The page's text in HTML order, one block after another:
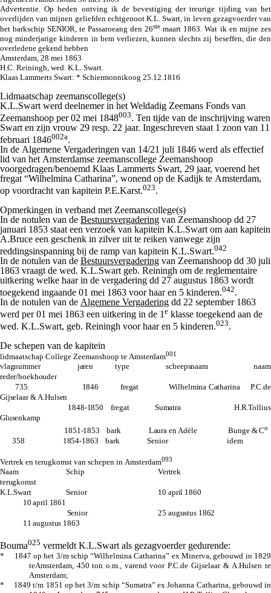
Advertentie. Op heden ontving ik de bevestiging der treurige tijding van het
overlijden van mijnen geliefden echtgenoot K.L. Swart, in leven gezagvoerder van
het barkschip SENIOR, te Passaroeang den 26ste maart 1863. Wat ik en mijne zes
nog minderjarige kinderen in hem verliezen, kunnen slechts zij beseffen, die den
overledene gekend hebben
Amsterdam, 28 mei 1863
H.C. Reiningh, wed. K.L. Swart.
Klaas Lammerts Swart: * Schiermonnikoog 25.12.1816
Lidmaatschap zeemanscollege(s)
K.L.Swart werd deelnemer in het Weldadig Zeemans Fonds van
Zeemanshoop per 02 mei 1848003. Ten tijde van de inschrijving waren
Swart en zijn vrouw 29 resp. 22 jaar. Ingeschreven staat 1 zoon van 11
februari 1846002a.
In de Algemene Vergaderingen van 14/21 juli 1846 werd als effectief
lid van het Amsterdamse zeemanscollege Zeemanshoop
voorgedragen/benoemd Klaas Lammerts Swart, 29 jaar, voerend het
fregat “Wilhelmina Catharina”, wonend op de Kadijk te Amsterdam,
op voordracht van kapitein P.E.Karst.023.
Opmerkingen in verband met Zeemanscollege(s)
In de notulen van de Bestuursvergadering van Zeemanshoop dd 27
januari 1853 staat een verzoek van kapitein K.L.Swart om aan kapitein
A.Bruce een geschenk in zilver uit te reiken vanwege zijn
reddingsinspanning bij de ramp van kapitein K.L.Swart.042
In de notulen van de Bestuursvergadering van Zeemanshoop dd 30 juli
1863 vraagt de wed. K.L.Swart geb. Reiningh om de reglementaire
uitkering welke haar in de vergadering dd 27 augustus 1863 wordt
toegekend ingaande 01 mei 1863 voor haar en 5 kinderen.042.
In de notulen van de Algemene Vergadering dd 22 september 1863
werd per 01 mei 1863 een uitkering in de 1 e klasse toegekend aan de
wed. K.L.Swart, geb. Reiningh voor haar en 5 kinderen.023.
De schepen van de kapitein
lidmaatschap College Zeemanshoop te Amsterdam001
vlagnummer jaren type scheepsnaam naam
reder/boekhouder
735 1846 fregat Wilhelmina Catharina P.C.de
Gijselaar & A.Hulsen
1848-1850 fregat Sumatra H.R.Tollius
Glusenkamp
1851-1853 bark Laura en Adèle Bunge & Co
358 1854-1863 bark Senior idem
Vertrek en terugkomst van schepen in Amsterdam093
Naam Schip Vertrek
terugkomst
K.L.Swart Senior
10 april 1860
10 april 1861
Senior 25 augustus 1862
11 augustus 1863
Bouma025 vermeldt K.L.Swart als gezagvoerder gedurende:
* 1847 op het 3/m schip “Wilhelmina Catharina” ex Minerva, gebouwd in 1829
teAmsterdam, 450 ton o.m., varend voor P.C.de Gijselaar & A.Hulsen te
Amsterdam;
* 1849 t/m 1851 op het 3/m schip “Sumatra” ex Johanna Catharina, gebouwd in